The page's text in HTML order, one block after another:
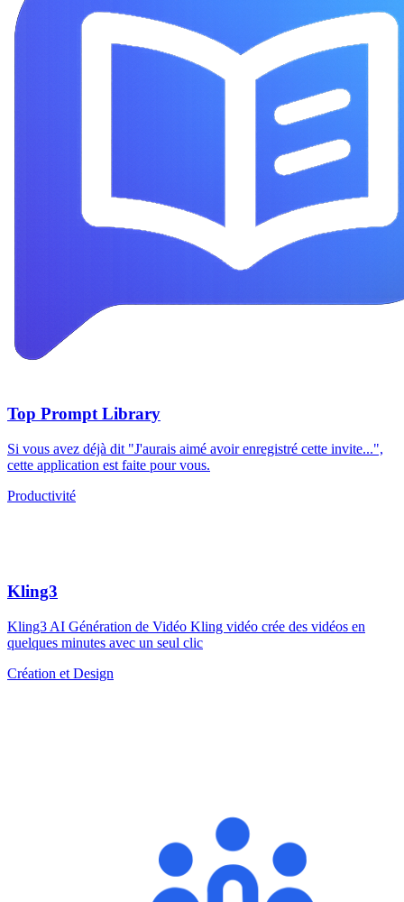
Top Prompt Library
Si vous avez déjà dit "J'aurais aimé avoir enregistré cette invite...",
cette application est faite pour vous.
Productivité
Kling3
Kling3 AI Génération de Vidéo Kling vidéo crée des vidéos en
quelques minutes avec un seul clic
Création et Design